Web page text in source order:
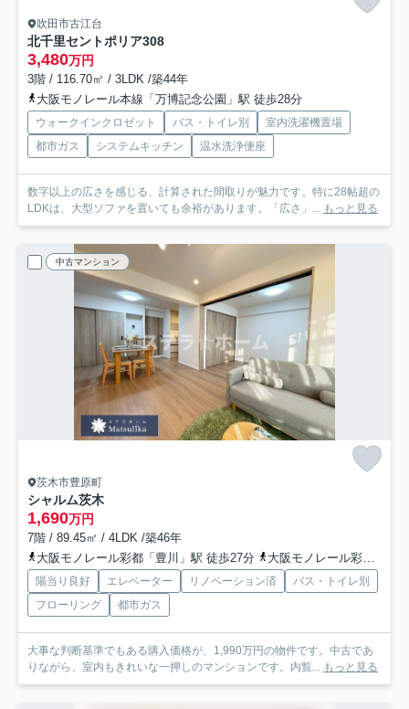
吹田市古江台
北千里セントポリア308
3,480万円
3階 / 116.70㎡ / 3LDK /築44年
大阪モノレール本線「万博記念公園」駅 徒歩28分
ウォークインクロゼット バス・トイレ別
室内洗濯機置場
都市ガス
システムキッチン 温水洗浄便座
数字以上の広さを感じる、計算された間取りが魅力です。特に28帖超の
LDKは、大型ソファを置いても余裕があります。「広さ」... もっと見る
中古マンション
茨木市豊原町
シャルム茨木
1,690万円
7階 / 89.45㎡ / 4LDK /築46年
大阪モノレール彩都「豊川」駅 徒歩27分
大阪モノレール彩都「阪大病院前」駅 徒歩46分
陽当り良好 エレベーター リノベーション済
バス・トイレ別
フローリング
都市ガス
大事な判断基準でもある購入価格が、1,990万円の物件です。中古であ
りながら、室内もきれいな一押しのマンションです。内覧... もっと見る